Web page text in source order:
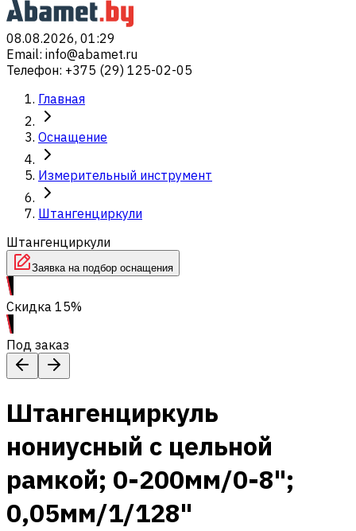
08.08.2026, 01:29
Email: info@abamet.ru
Телефон: +375 (29) 125-02-05
Главная
Оснащение
Измерительный инструмент
Штангенциркули
Штангенциркули
Заявка на подбор оснащения
Скидка 15%
Под заказ
Штангенциркуль
нониусный с цельной
рамкой; 0-200мм/0-8";
0,05мм/1/128"